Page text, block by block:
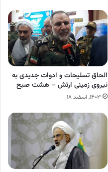
الحاق تسلیحات و ادوات جدیدی به
نیروی زمینی ارتش – هشت صبح
۱۴۰۳, اسفند ۱۸